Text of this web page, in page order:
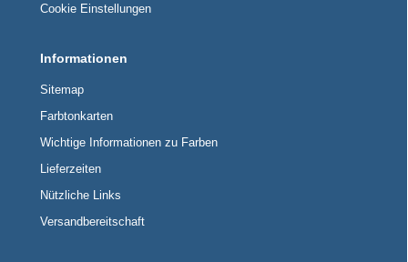
Cookie Einstellungen
Informationen
Sitemap
Farbtonkarten
Wichtige Informationen zu Farben
Lieferzeiten
Nützliche Links
Versandbereitschaft